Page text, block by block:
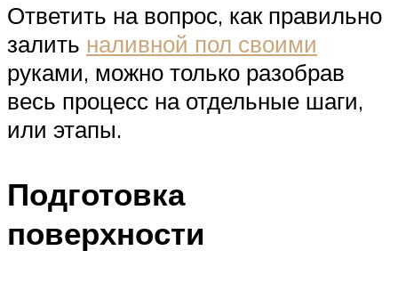
Ответить на вопрос, как правильно
залить наливной пол своими
руками, можно только разобрав
весь процесс на отдельные шаги,
или этапы.
Подготовка
поверхности